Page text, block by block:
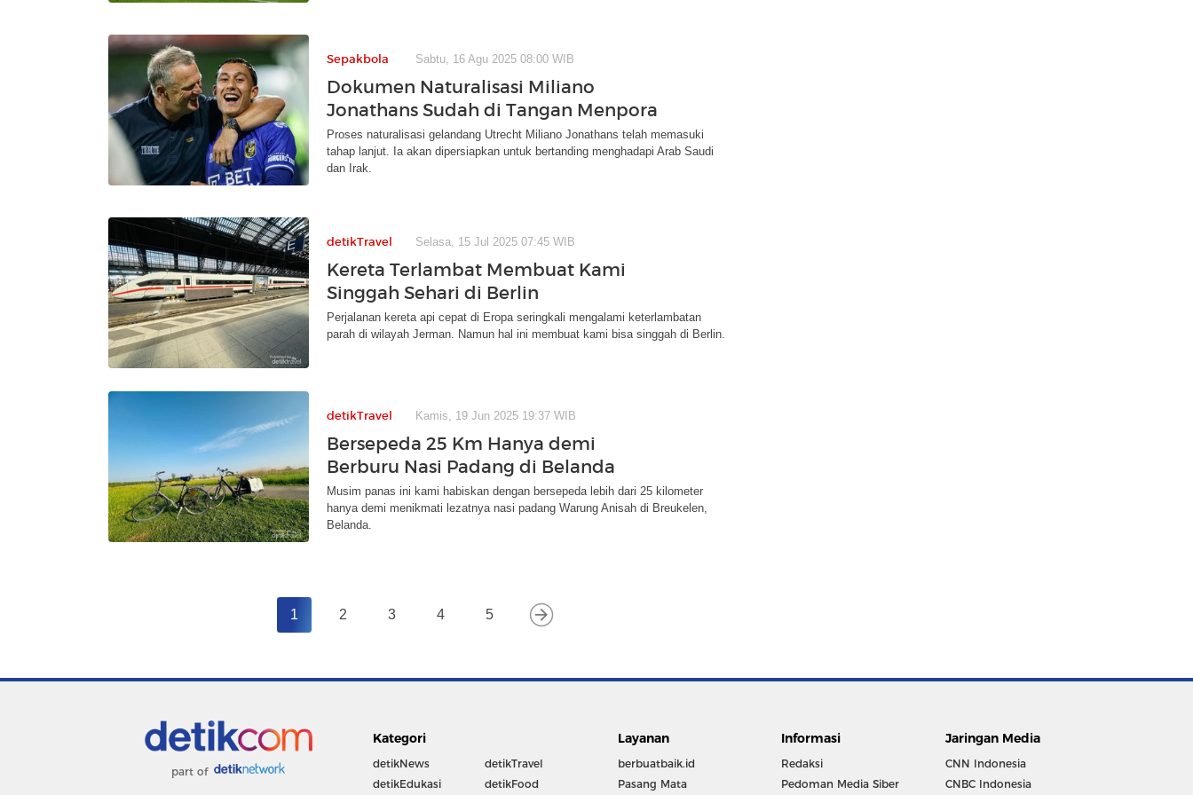
Sepakbola Sabtu, 16 Agu 2025 08:00 WIB
Dokumen Naturalisasi Miliano
Jonathans Sudah di Tangan Menpora
Proses naturalisasi gelandang Utrecht Miliano Jonathans telah memasuki
tahap lanjut. Ia akan dipersiapkan untuk bertanding menghadapi Arab Saudi
dan Irak.
detikTravel Selasa, 15 Jul 2025 07:45 WIB
Kereta Terlambat Membuat Kami
Singgah Sehari di Berlin
Perjalanan kereta api cepat di Eropa seringkali mengalami keterlambatan
parah di wilayah Jerman. Namun hal ini membuat kami bisa singgah di Berlin.
detikTravel Kamis, 19 Jun 2025 19:37 WIB
Bersepeda 25 Km Hanya demi
Berburu Nasi Padang di Belanda
Musim panas ini kami habiskan dengan bersepeda lebih dari 25 kilometer
hanya demi menikmati lezatnya nasi padang Warung Anisah di Breukelen,
Belanda.
1 2 3 4 5
part of
Kategori
detikNews
detikEdukasi
detikTravel
detikFood
Layanan
berbuatbaik.id
Pasang Mata
Informasi
Redaksi
Pedoman Media Siber
Jaringan Media
CNN Indonesia
CNBC Indonesia